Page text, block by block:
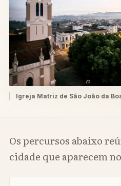
Igreja Matriz de São João da
Os percursos abaixo
cidade que aparecem